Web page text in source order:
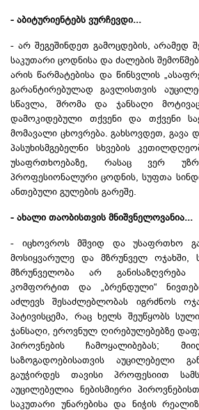
- აბიტურიენტებს ვურჩევდი...
- არ შეგეშინდეთ გამოცდების, არამედ
საკუთარი ცოდნისა და ძალების
არის წარმატებისა და წინსვლის
გარანტირებულად გავლისთვის
სწავლა, შრომა და ჯანსაღი
დამოკიდებული თქვენი და თქვენი
მომავალი ცხოვრება. გახსოვდეთ, გავა
პასუხისმგებელნი სხვების
უსაფრთხოებაზე, რასაც ვერ
პროფესიონალური ცოდნის, სუფთა
ანთებული გულების გარეშე.
- ახალი თაობისთვის მნიშვნელოვანია...
- იცხოვროს მშვიდ და უსაფრთხო
მოსიყვარულე და მზრუნველ ოჯახში,
მზრუნველობა არ
კომფორტით და „ბრენდული“
აძლევს შესაძლებლობას იგრძნოს
პატივისცემა, რაც ხელს შეუწყობს
ჯანსაღი, ეროვნულ ღირებულებებზე
პიროვნების ჩამოყალიბებას;
საზოგადოებისათვის აუცილებელი
გაუჭირდეს თავისი პროფესიით
აუცილებელია ნებისმიერი
საკუთარი უნარებისა და ნიჭის